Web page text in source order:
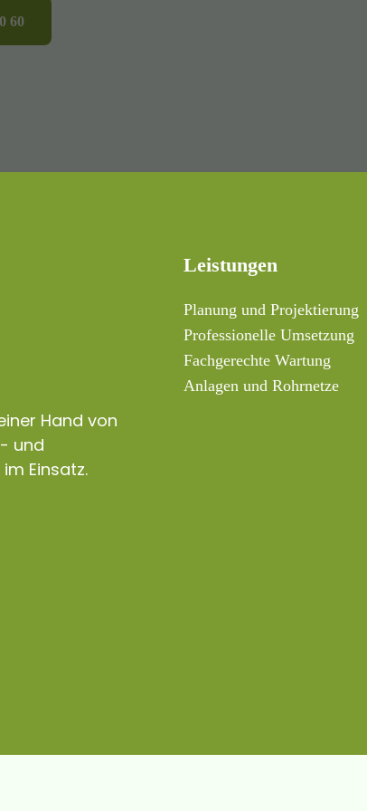
60
Hand von
und
Einsatz.
Leistungen
Planung und Projektierung
Professionelle Umsetzung
Fachgerechte Wartung
Anlagen und Rohrnetze